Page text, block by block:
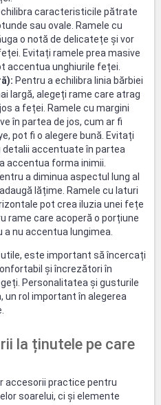
caracteristicile pătrate
sau ovale. Ramele cu
o notă de delicatețe și vor
Evitați ramele prea masive
accentua unghiurile feței.
Pentru a echilibra linia bărbiei
largă, alegeți rame care atrag
a feței. Ramele cu margini
în partea de jos, cum ar fi
pot fi o alegere bună. Evitați
detalii accentuate în partea
accentua forma inimii.
a diminua aspectul lung al
lățime. Ramele cu laturi
pot crea iluzia unei fețe
rame care acoperă o porțiune
nu accentua lungimea.
este important să încercați
și încrezători în
Personalitatea și gusturile
un rol important în alegerea
la ținutele pe care
accesorii practice pentru
soarelui, ci și elemente